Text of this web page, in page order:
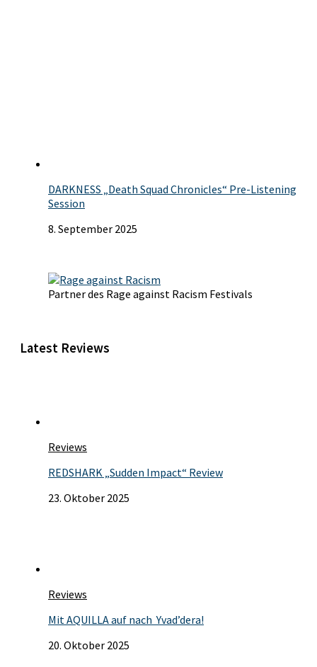
DARKNESS „Death Squad Chronicles“ Pre-Listening
Session
8. September 2025
Partner des Rage against Racism Festivals
Latest Reviews
Reviews
REDSHARK „Sudden Impact“ Review
23. Oktober 2025
Reviews
Mit AQUILLA auf nach Yvad’dera!
20. Oktober 2025